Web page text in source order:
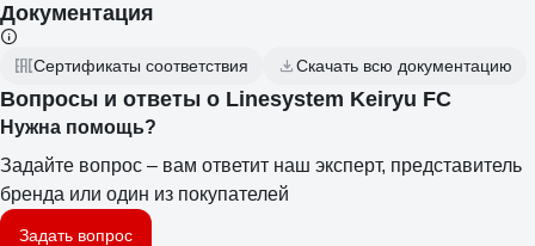
Документация
Сертификаты соответствия Скачать всю документацию
Вопросы и ответы о Linesystem Keiryu FC
Нужна помощь?
Задайте вопрос – вам ответит наш эксперт, представитель
бренда или один из покупателей
Задать вопрос